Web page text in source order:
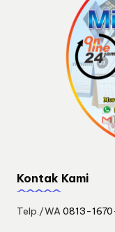
Kontak Kami
Telp./WA0813-